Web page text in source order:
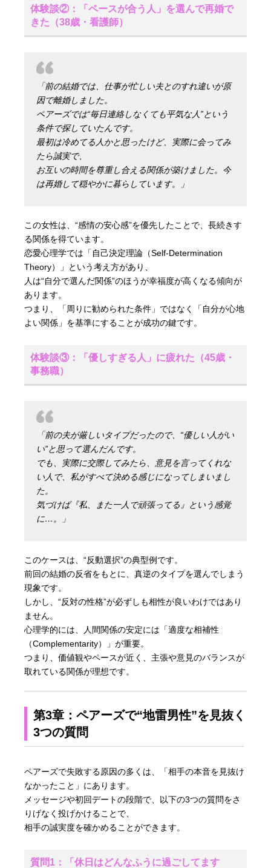
体験談②：「ペースが合う人」を選んで再婚で
きた（38歳・看護師）
「前の結婚では、仕事が忙しい夫とのすれ違いが原
因で離婚しました。
ペアーズでは“毎日連絡しなくても平気な人”という
条件で探していたんです。
最初は冷めてる人かと思ったけど、実際に会ってみ
たら誠実で、
お互いの時間を尊重し合える関係が築けました。今
は再婚して穏やかに暮らしています。」
この女性は、“感情の安心感”を優先したことで、長続きす
る関係を得ています。
恋愛心理学では「自己決定理論（Self-Determination
Theory）」という考え方があり、
人は“自分で選んだ関係”のほうが幸福度が高くなる傾向が
あります。
つまり、「周りに勧められた条件」ではなく「自分が心地
よい関係」を基準にすることが成功の鍵です。
体験談③：「優しすぎる人」に疲れた（45歳・
事務職）
「前の夫が厳しいタイプだったので、“優しい人がい
い”と思って選んだんです。
でも、実際に交際してみたら、意見を言ってくれな
い人で、私がすべて決める感じになってしまいまし
た。
気づけば『私、また一人で頑張ってる』という感覚
に…。」
このケースは、“反動選択”の典型例です。
前回の結婚の反省をもとに、真逆のタイプを選んでしまう
現象です。
しかし、“反対の性格”が必ずしも相性が良いわけではあり
ません。
心理学的には、人間関係の安定には「適度な相補性
（Complementarity）」が重要。
つまり、価値観やペースが近く、主張や意見のバランスが
取れている関係が理想です。
第3章：ペアーズで“地雷男性”を見抜く
3つの質問
ペアーズで失敗する原因の多くは、「相手の本音を見抜け
なかったこと」にあります。
メッセージや初回デートの段階で、以下の3つの質問をさ
りげなく投げかけることで、
相手の誠実度を確かめることができます。
質問1：「休日はどんなふうに過ごしてます